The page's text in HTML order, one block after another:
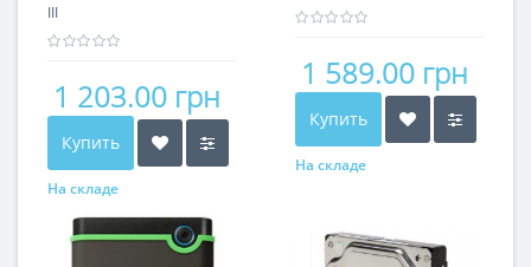
III
1 203.00 грн
Купить
На складе
1 589.00 грн
Купить
На складе